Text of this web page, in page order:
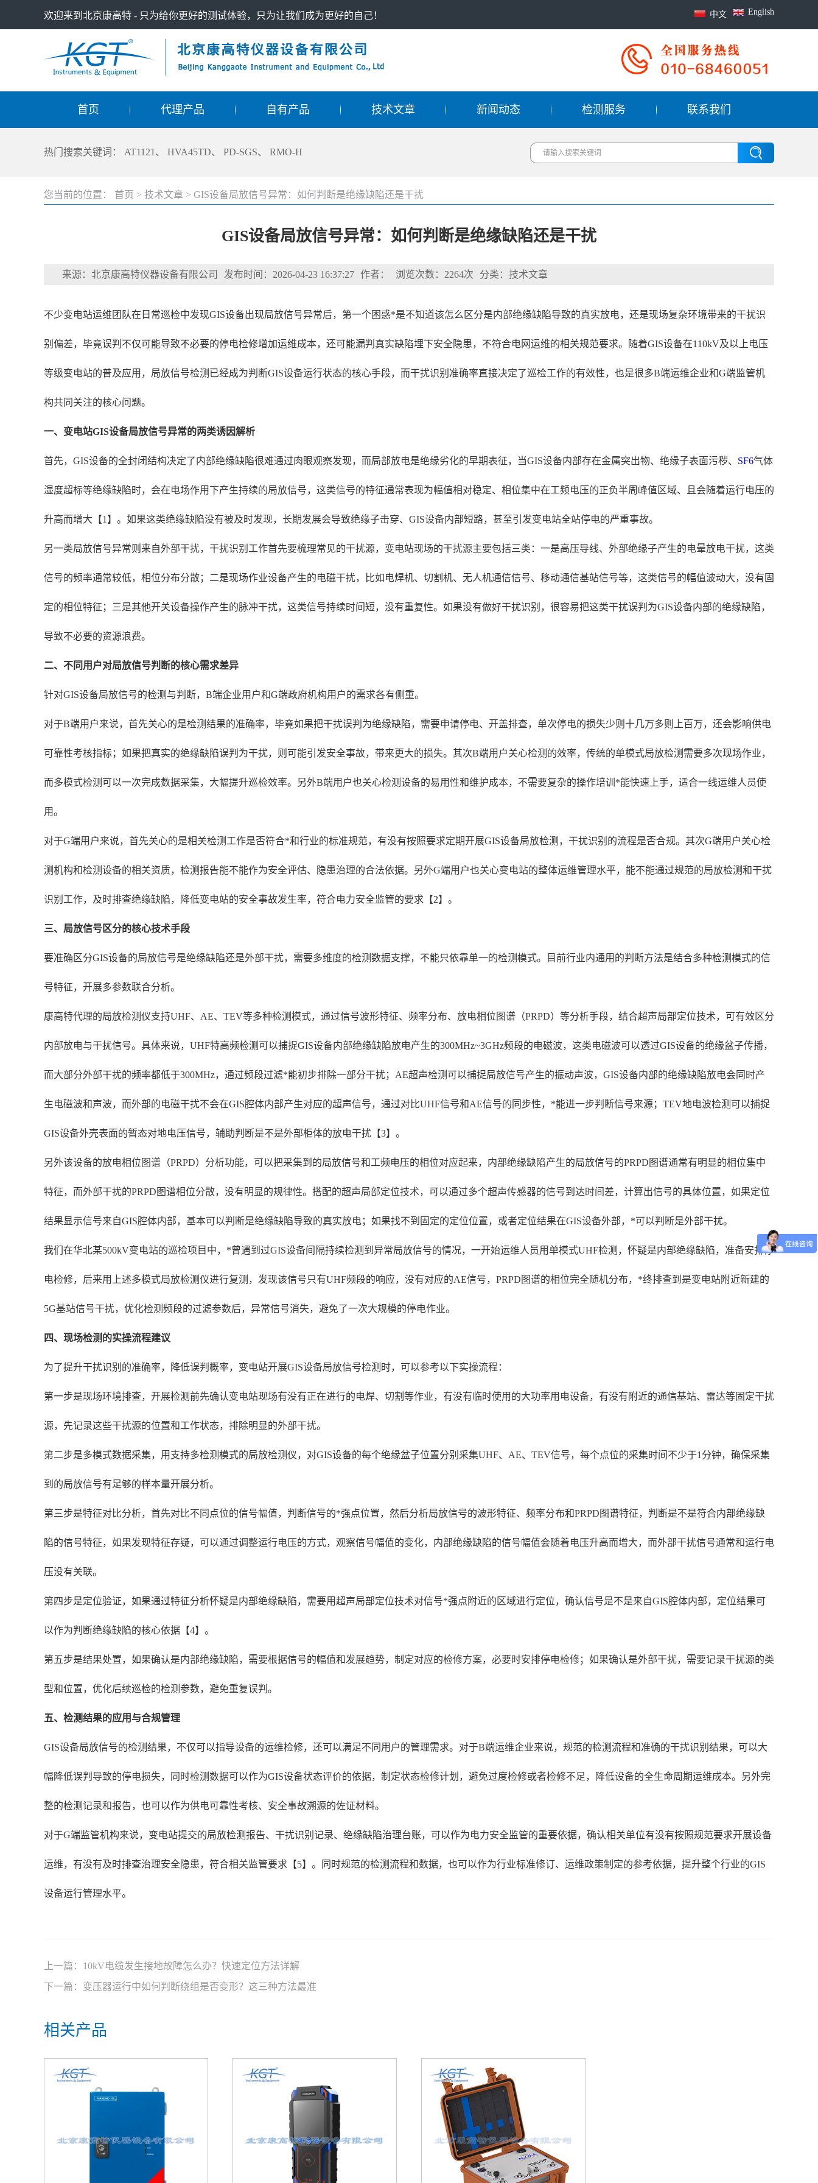
欢迎来到北京康高特 - 只为给你更好的测试体验，只为让我们成为更好的自己！ English
中文
首页 代理产品 自有产品 技术文章 新闻动态 检测服务 联系我们
热门搜索关键词： AT1121 、 HVA45TD、 PD-SGS、 RMO-H
您当前的位置： 首页 > 技术文章 > GIS设备局放信号异常：如何判断是绝缘缺陷还是干扰
GIS设备局放信号异常：如何判断是绝缘缺陷还是干扰
来源：北京康高特仪器设备有限公司 发布时间：2026-04-23 16:37:27 作者： 浏览次数：2264次 分类：技术文章
不少变电站运维团队在日常巡检中发现GIS设备出现局放信号异常后，第一个困惑*是不知道该怎么区分是内部绝缘缺陷导致的真实放电，还是现场复杂环境带来的干扰识
别偏差，毕竟误判不仅可能导致不必要的停电检修增加运维成本，还可能漏判真实缺陷埋下安全隐患，不符合电网运维的相关规范要求。随着GIS设备在110kV及以上电压
等级变电站的普及应用，局放信号检测已经成为判断GIS设备运行状态的核心手段，而干扰识别准确率直接决定了巡检工作的有效性，也是很多B端运维企业和G端监管机
构共同关注的核心问题。
一、变电站GIS设备局放信号异常的两类诱因解析
首先，GIS设备的全封闭结构决定了内部绝缘缺陷很难通过肉眼观察发现，而局部放电是绝缘劣化的早期表征，当GIS设备内部存在金属突出物、绝缘子表面污秽、 SF6气体
湿度超标等绝缘缺陷时，会在电场作用下产生持续的局放信号，这类信号的特征通常表现为幅值相对稳定、相位集中在工频电压的正负半周峰值区域、且会随着运行电压的
升高而增大【1】。如果这类绝缘缺陷没有被及时发现，长期发展会导致绝缘子击穿、GIS设备内部短路，甚至引发变电站全站停电的严重事故。
另一类局放信号异常则来自外部干扰，干扰识别工作首先要梳理常见的干扰源，变电站现场的干扰源主要包括三类：一是高压导线、外部绝缘子产生的电晕放电干扰，这类
信号的频率通常较低，相位分布分散；二是现场作业设备产生的电磁干扰，比如电焊机、切割机、无人机通信信号、移动通信基站信号等，这类信号的幅值波动大，没有固
定的相位特征；三是其他开关设备操作产生的脉冲干扰，这类信号持续时间短，没有重复性。如果没有做好干扰识别，很容易把这类干扰误判为GIS设备内部的绝缘缺陷，
导致不必要的资源浪费。
二、不同用户对局放信号判断的核心需求差异
针对GIS设备局放信号的检测与判断，B端企业用户和G端政府机构用户的需求各有侧重。
对于B端用户来说，首先关心的是检测结果的准确率，毕竟如果把干扰误判为绝缘缺陷，需要申请停电、开盖排查，单次停电的损失少则十几万多则上百万，还会影响供电
可靠性考核指标；如果把真实的绝缘缺陷误判为干扰，则可能引发安全事故，带来更大的损失。其次B端用户关心检测的效率，传统的单模式局放检测需要多次现场作业，
而多模式检测可以一次完成数据采集，大幅提升巡检效率。另外B端用户也关心检测设备的易用性和维护成本，不需要复杂的操作培训*能快速上手，适合一线运维人员使
用。
对于G端用户来说，首先关心的是相关检测工作是否符合*和行业的标准规范，有没有按照要求定期开展GIS设备局放检测，干扰识别的流程是否合规。其次G端用户关心检
测机构和检测设备的相关资质，检测报告能不能作为安全评估、隐患治理的合法依据。另外G端用户也关心变电站的整体运维管理水平，能不能通过规范的局放检测和干扰
识别工作，及时排查绝缘缺陷，降低变电站的安全事故发生率，符合电力安全监管的要求【2】。
三、局放信号区分的核心技术手段
要准确区分GIS设备的局放信号是绝缘缺陷还是外部干扰，需要多维度的检测数据支撑，不能只依靠单一的检测模式。目前行业内通用的判断方法是结合多种检测模式的信
号特征，开展多参数联合分析。
康高特代理的局放检测仪支持UHF、AE、TEV等多种检测模式，通过信号波形特征、频率分布、放电相位图谱（PRPD）等分析手段，结合超声局部定位技术，可有效区分
内部放电与干扰信号。具体来说，UHF特高频检测可以捕捉GIS设备内部绝缘缺陷放电产生的300MHz~3GHz频段的电磁波，这类电磁波可以透过GIS设备的绝缘盆子传播，
而大部分外部干扰的频率都低于300MHz，通过频段过滤*能初步排除一部分干扰；AE超声检测可以捕捉局放信号产生的振动声波，GIS设备内部的绝缘缺陷放电会同时产
生电磁波和声波，而外部的电磁干扰不会在GIS腔体内部产生对应的超声信号，通过对比UHF信号和AE信号的同步性，*能进一步判断信号来源；TEV地电波检测可以捕捉
GIS设备外壳表面的暂态对地电压信号，辅助判断是不是外部柜体的放电干扰【3】。
另外该设备的放电相位图谱（PRPD）分析功能，可以把采集到的局放信号和工频电压的相位对应起来，内部绝缘缺陷产生的局放信号的PRPD图谱通常有明显的相位集中
特征，而外部干扰的PRPD图谱相位分散，没有明显的规律性。搭配的超声局部定位技术，可以通过多个超声传感器的信号到达时间差，计算出信号的具体位置，如果定位
结果显示信号来自GIS腔体内部，基本可以判断是绝缘缺陷导致的真实放电；如果找不到固定的定位位置，或者定位结果在GIS设备外部，*可以判断是外部干扰。
我们在华北某500kV变电站的巡检项目中，*曾遇到过GIS设备间隔持续检测到异常局放信号的情况，一开始运维人员用单模式UHF检测，怀疑是内部绝缘缺陷，准备安排停
电检修，后来用上述多模式局放检测仪进行复测，发现该信号只有UHF频段的响应，没有对应的AE信号，PRPD图谱的相位完全随机分布，*终排查到是变电站附近新建的
5G基站信号干扰，优化检测频段的过滤参数后，异常信号消失，避免了一次大规模的停电作业。
四、现场检测的实操流程建议
为了提升干扰识别的准确率，降低误判概率，变电站开展GIS设备局放信号检测时，可以参考以下实操流程：
第一步是现场环境排查，开展检测前先确认变电站现场有没有正在进行的电焊、切割等作业，有没有临时使用的大功率用电设备，有没有附近的通信基站、雷达等固定干扰
源，先记录这些干扰源的位置和工作状态，排除明显的外部干扰。
第二步是多模式数据采集，用支持多检测模式的局放检测仪，对GIS设备的每个绝缘盆子位置分别采集UHF、AE、TEV信号，每个点位的采集时间不少于1分钟，确保采集
到的局放信号有足够的样本量开展分析。
第三步是特征对比分析，首先对比不同点位的信号幅值，判断信号的*强点位置，然后分析局放信号的波形特征、频率分布和PRPD图谱特征，判断是不是符合内部绝缘缺
陷的信号特征，如果发现特征存疑，可以通过调整运行电压的方式，观察信号幅值的变化，内部绝缘缺陷的信号幅值会随着电压升高而增大，而外部干扰信号通常和运行电
压没有关联。
第四步是定位验证，如果通过特征分析怀疑是内部绝缘缺陷，需要用超声局部定位技术对信号*强点附近的区域进行定位，确认信号是不是来自GIS腔体内部，定位结果可
以作为判断绝缘缺陷的核心依据【4】。
第五步是结果处置，如果确认是内部绝缘缺陷，需要根据信号的幅值和发展趋势，制定对应的检修方案，必要时安排停电检修；如果确认是外部干扰，需要记录干扰源的类
型和位置，优化后续巡检的检测参数，避免重复误判。
五、检测结果的应用与合规管理
GIS设备局放信号的检测结果，不仅可以指导设备的运维检修，还可以满足不同用户的管理需求。对于B端运维企业来说，规范的检测流程和准确的干扰识别结果，可以大
幅降低误判导致的停电损失，同时检测数据可以作为GIS设备状态评价的依据，制定状态检修计划，避免过度检修或者检修不足，降低设备的全生命周期运维成本。另外完
整的检测记录和报告，也可以作为供电可靠性考核、安全事故溯源的佐证材料。
对于G端监管机构来说，变电站提交的局放检测报告、干扰识别记录、绝缘缺陷治理台账，可以作为电力安全监管的重要依据，确认相关单位有没有按照规范要求开展设备
运维，有没有及时排查治理安全隐患，符合相关监管要求【5】。同时规范的检测流程和数据，也可以作为行业标准修订、运维政策制定的参考依据，提升整个行业的GIS
设备运行管理水平。
上一篇： 10kV电缆发生接地故障怎么办？快速定位方法详解
下一篇： 变压器运行中如何判断绕组是否变形？这三种方法最准
相关产品